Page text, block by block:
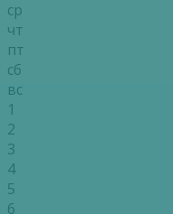
ср
чт
пт
сб
вс
1
2
3
4
5
6